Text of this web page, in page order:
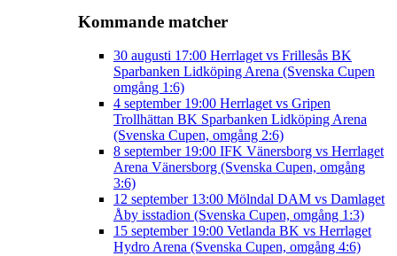
Kommande matcher
30 augusti 17:00 Herrlaget vs Frillesås BK
Sparbanken Lidköping Arena (Svenska Cupen
omgång 1:6)
4 september 19:00 Herrlaget vs Gripen
Trollhättan BK Sparbanken Lidköping Arena
(Svenska Cupen, omgång 2:6)
8 september 19:00 IFK Vänersborg vs Herrlaget
Arena Vänersborg (Svenska Cupen, omgång
3:6)
12 september 13:00 Mölndal DAM vs Damlaget
Åby isstadion (Svenska Cupen, omgång 1:3)
15 september 19:00 Vetlanda BK vs Herrlaget
Hydro Arena (Svenska Cupen, omgång 4:6)